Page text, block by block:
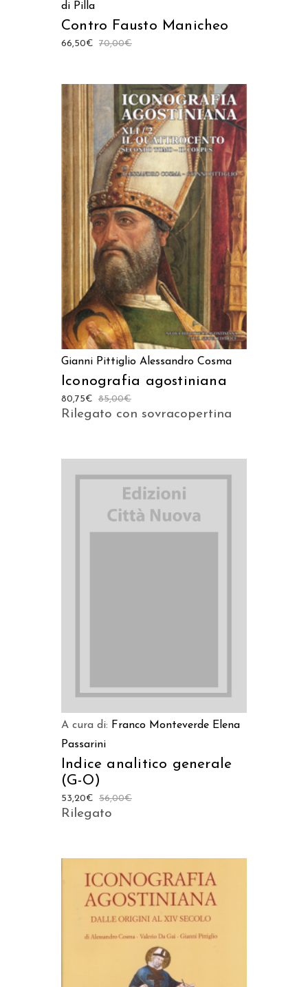
di Pilla
Contro Fausto Manicheo
70,00€
66,50€
AGGIUNGI AL CARRELLO
Gianni Pittiglio Alessandro Cosma
Iconografia agostiniana
85,00€
80,75€
Rilegato con sovracopertina
A cura di: Franco Monteverde Elena
Passarini
Indice analitico generale
(G-O)
56,00€
53,20€
Rilegato